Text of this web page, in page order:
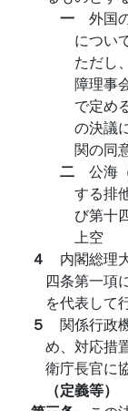
一 外国
につい
ただし
障理事
で定め
の決議
関の同
二 公海
する排
び第十
上空
４ 内閣総理
四条第一項
を代表して
５ 関係行政
め、対応措
衛庁長官に
（定義等）